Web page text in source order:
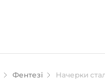
Художня
Фентезі Начерки